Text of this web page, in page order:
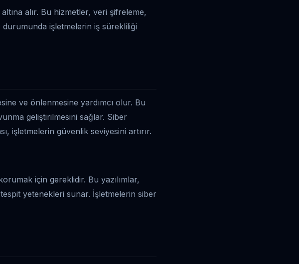
alır. Bu hizmetler, veri şifreleme,
işletmelerin iş sürekliliği
ve önlenmesine yardımcı olur. Bu
geliştirilmesini sağlar. Siber
işletmelerin güvenlik seviyesini artırır.
için gereklidir. Bu yazılımlar,
yetenekleri sunar. İşletmelerin siber